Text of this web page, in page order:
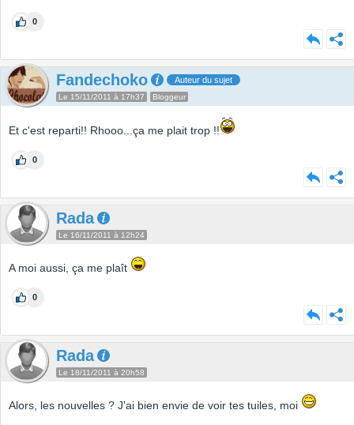
0
Fandechoko Auteur du sujet
Le 15/11/2011 à 17h37 Bloggeur
Et c'est reparti!! Rhooo...ça me plait trop !!
0
Rada
Le 16/11/2011 à 12h24
A moi aussi, ça me plaît
0
Rada
Le 18/11/2011 à 20h58
Alors, les nouvelles ? J'ai bien envie de voir tes tuiles, moi